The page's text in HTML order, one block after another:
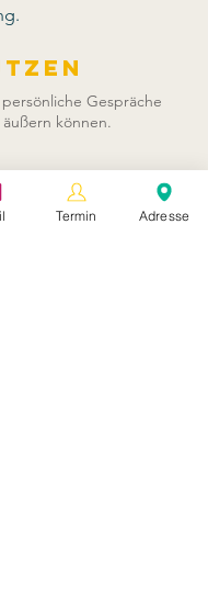
Gespräche
können.
Termin Adresse